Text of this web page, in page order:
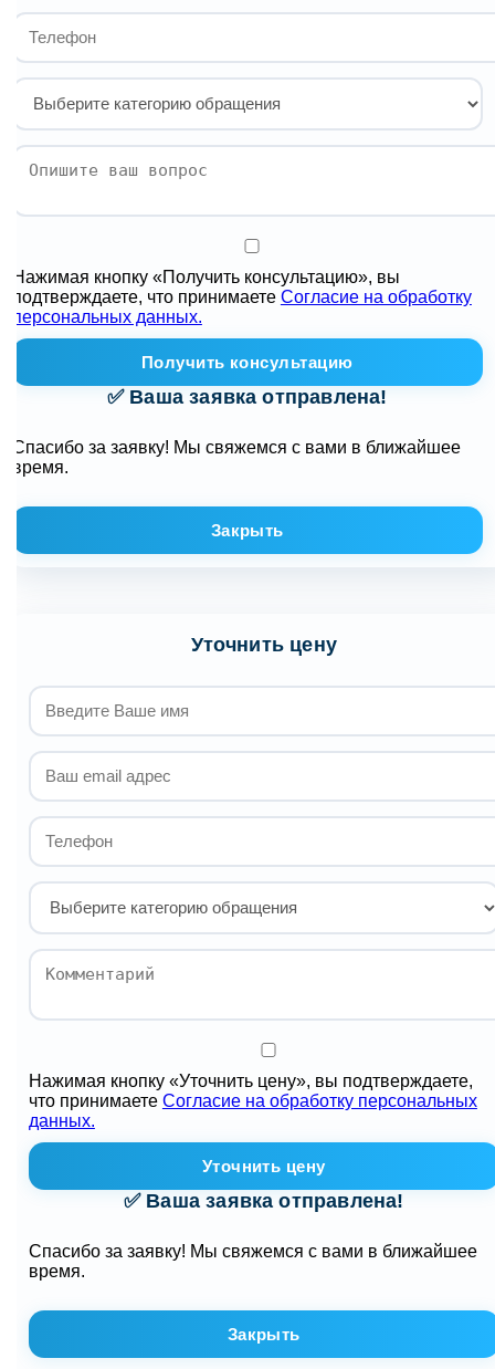
кнопку «Получить консультацию», вы
что принимаетеСогласие на обработку
данных.
Получить консультацию
✅ Ваша заявка отправлена!
за заявку! Мы свяжемся с вами в ближайшее
Закрыть
Уточнить цену
Нажимая кнопку «Уточнить цену», вы подтверждаете,
что принимаетеСогласие на обработку персональных
данных.
Уточнить цену
✅ Ваша заявка отправлена!
Спасибо за заявку! Мы свяжемся с вами в ближайшее
время.
Закрыть